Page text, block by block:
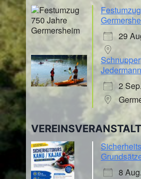
29
Jedermann
2
8